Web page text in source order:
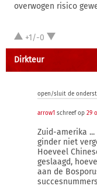
overwogen risico
+1/-0
Dirkteur
open/sluit de
arrow1 schreef op 29
Zuid-amerika
ginder niet
Hoeveel
geslaagd,
aan de